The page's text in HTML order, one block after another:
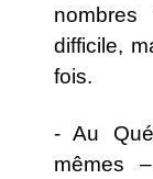
difficile,
fois.
- Au
mêmes